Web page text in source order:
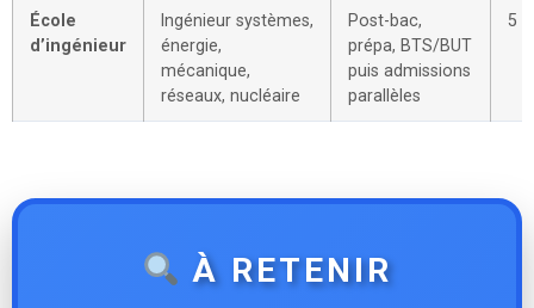
École
d’ingénieur
Ingénieur systèmes,
énergie,
mécanique,
réseaux, nucléaire
Post-bac,
prépa, BTS/BUT
puis admissions
parallèles
5
À RETENIR